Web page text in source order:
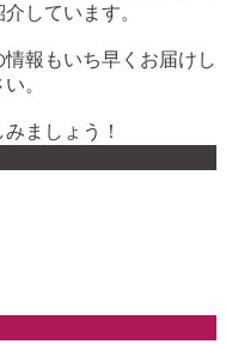
しています。
報もいち早くお届けし
。
ましょう！